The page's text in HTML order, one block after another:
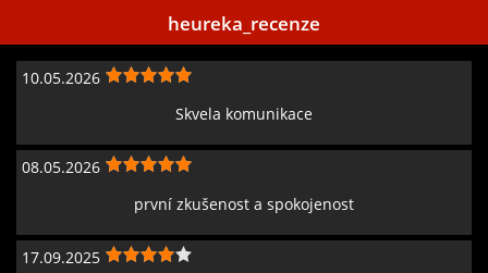
heureka_recenze
10.05.2026
Skvela komunikace
08.05.2026
první zkušenost a spokojenost
17.09.2025